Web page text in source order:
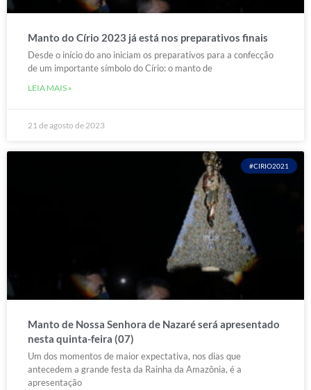
Manto do Círio 2023 já está nos preparativos finais
Desde o início do ano iniciam os preparativos para a confecção
de um importante símbolo do Círio: o manto de
LEIA MAIS »
21 de agosto de 2023
#CIRIO2021
Manto de Nossa Senhora de Nazaré será apresentado
nesta quinta-feira (07)
Um dos momentos de maior expectativa, nos dias que
antecedem a grande festa da Rainha da Amazônia, é a
apresentação